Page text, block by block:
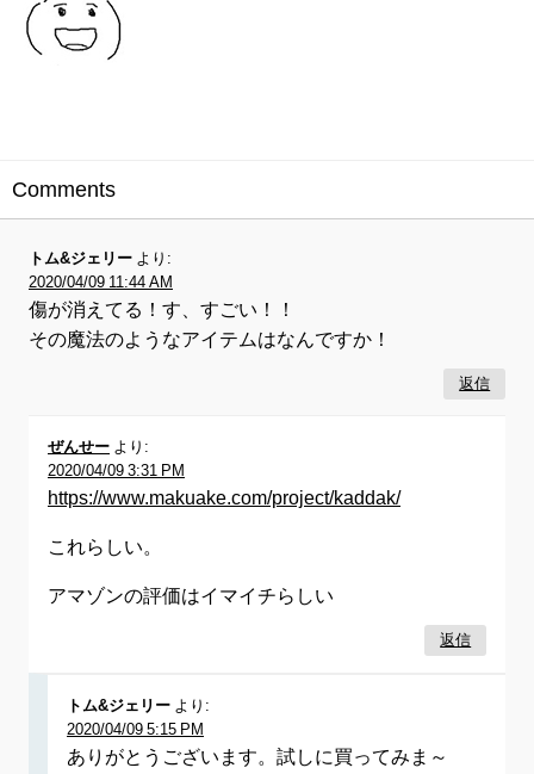
Comments
トム&ジェリー
より:
2020/04/09 11:44 AM
傷が消えてる！す、すごい！！
その魔法のようなアイテムはなんですか！
返信
ぜんせー
より:
2020/04/09 3:31 PM
https://www.makuake.com/project/kaddak/
これらしい。
アマゾンの評価はイマイチらしい
返信
トム&ジェリー
より:
2020/04/09 5:15 PM
ありがとうございます。試しに買ってみま～